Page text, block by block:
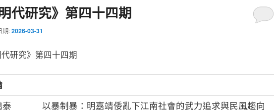
明代研究》第四十四期
期:2026-03-31
代研究》第四十四期
泰 以暴制暴：明嘉靖倭亂下江南社會的武力追求與民風趨向